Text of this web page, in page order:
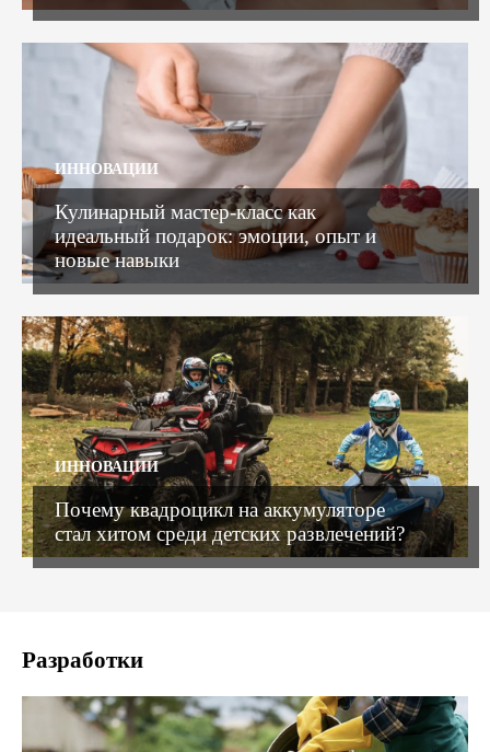
ИННОВАЦИИ
Кулинарный мастер-класс как
идеальный подарок: эмоции, опыт и
новые навыки
ИННОВАЦИИ
Почему квадроцикл на аккумуляторе
стал хитом среди детских развлечений?
Разработки